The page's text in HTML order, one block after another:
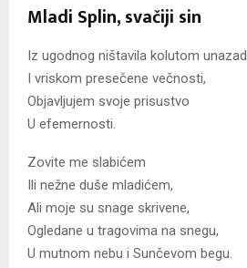
Mladi Splin, svačiji sin
Iz ugodnog ništavila kolutom unazad
I vriskom presečene večnosti,
Objavljujem svoje prisustvo
U efemernosti.
Zovite me slabićem
Ili nežne duše mladićem,
Ali moje su snage skrivene,
Ogledane u tragovima na snegu,
U mutnom nebu i Sunčevom begu.